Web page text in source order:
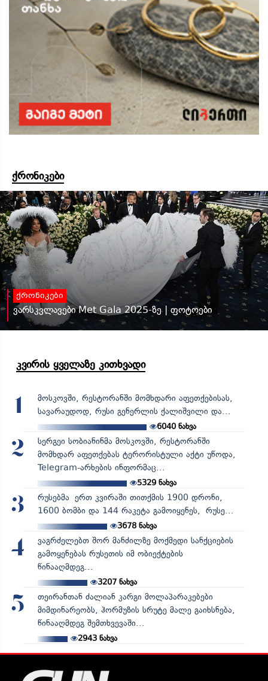
ქრონიკები
ქრონიკები
ვარსკვლავები Met Gala 2025-ზე | ფოტოები
კვირის ყველაზე კითხვადი
1
მოსკოვში, რესტორანში მომხდარი აფეთქებისას,
სავარაუდოდ, რუსი გენერლის ქალიშვილი და...
6040ნახვა
2
სერგეი სობიანინმა მოსკოვში, რესტორანში
მომხდარ აფეთქებას ტერორისტული აქტი უწოდა,
Telegram-არხების ინფორმაც...
5329ნახვა
3
რუსებმა ერთ კვირაში თითქმის 1900 დრონი,
1600 ბომბი და 144 რაკეტა გამოიყენეს, რუსე...
3678ნახვა
4
ვაგრძელებთ შორ მანძილზე მოქმედი სანქციების
გამოყენებას რუსეთის იმ ობიექტების
წინააღმდეგ...
3207ნახვა
5
თეირანთან ძალიან კარგი მოლაპარაკებები
მიმდინარეობს, ჰორმუზის სრუტე მალე გაიხსნება,
წინააღმდეგ შემთხვევაში...
2943ნახვა